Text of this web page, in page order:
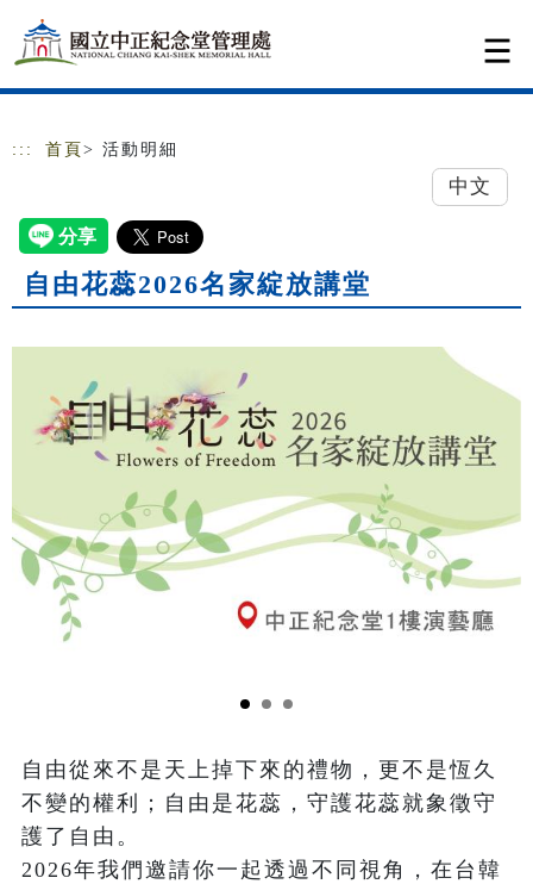
跳到主要內容
網站導覽
::: 首頁 > 活動明細
中文
自由花蕊2026名家綻放講堂
自由從來不是天上掉下來的禮物，更不是恆久
不變的權利；自由是花蕊，守護花蕊就象徵守
護了自由。
2026年我們邀請你一起透過不同視角，在台韓